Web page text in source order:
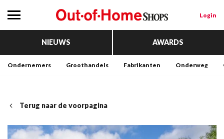
Login
NIEUWS AWARDS
Ondernemers Groothandels Fabrikanten Onderweg
Terug naar de voorpagina